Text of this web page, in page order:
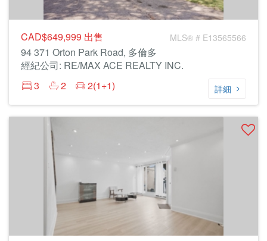
CAD$649,999 出售 MLS® # E13565566
94 371 Orton Park Road, 多倫多
經紀公司: RE/MAX ACE REALTY INC.
3
2 2(1+1) 詳細